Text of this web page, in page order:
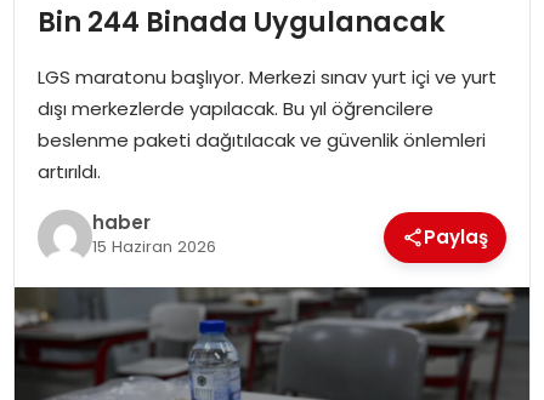
SPOR
EĞITIM
GENEL
Bin 244 Binada Uygulanacak
LGS maratonu başlıyor. Merkezi sınav yurt içi ve yurt
dışı merkezlerde yapılacak. Bu yıl öğrencilere
beslenme paketi dağıtılacak ve güvenlik önlemleri
artırıldı.
haber
15 Haziran 2026 Paylaş